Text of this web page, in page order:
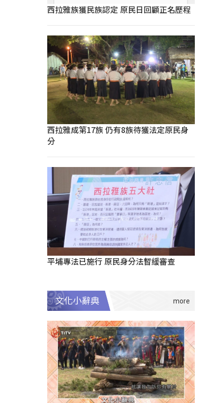
西拉雅族獲民族認定 原民日回顧正名歷程
西拉雅成第17族 仍有8族待獲法定原民身
分
平埔專法已施行 原民身分法暫緩審查
文化小辭典